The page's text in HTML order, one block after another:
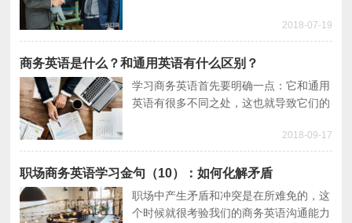
我们可以逐一突破，今天就从商务接待英
语口语开始学起。
2018-07-19
商务英语是什么？和通用英语有什么区别？
学习商务英语首先要明确一点：它和通用
英语有很多不同之处，这也就导致它们的
来看看商务英语是什么以及它和通用英语
的区别。
2018-09-17
职场商务英语学习金句（10）：如何化解矛盾
职场中产生矛盾和冲突是在所难免的，这
个时候就很考验我们的商务英语沟通能力